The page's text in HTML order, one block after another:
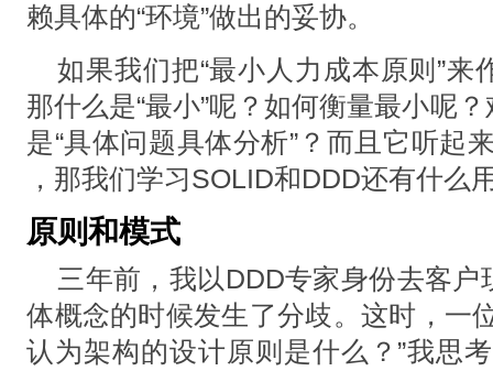
赖具体的“环境”做出的妥协。
如果我们把“最小人力成本原则”来
那什么是“最小”呢？如何衡量最小呢
是“具体问题具体分析”？而且它听起
，那我们学习SOLID和DDD还有什么
原则和模式
三年前，我以DDD专家身份去客
体概念的时候发生了分歧。这时，一
认为架构的设计原则是什么？”我思